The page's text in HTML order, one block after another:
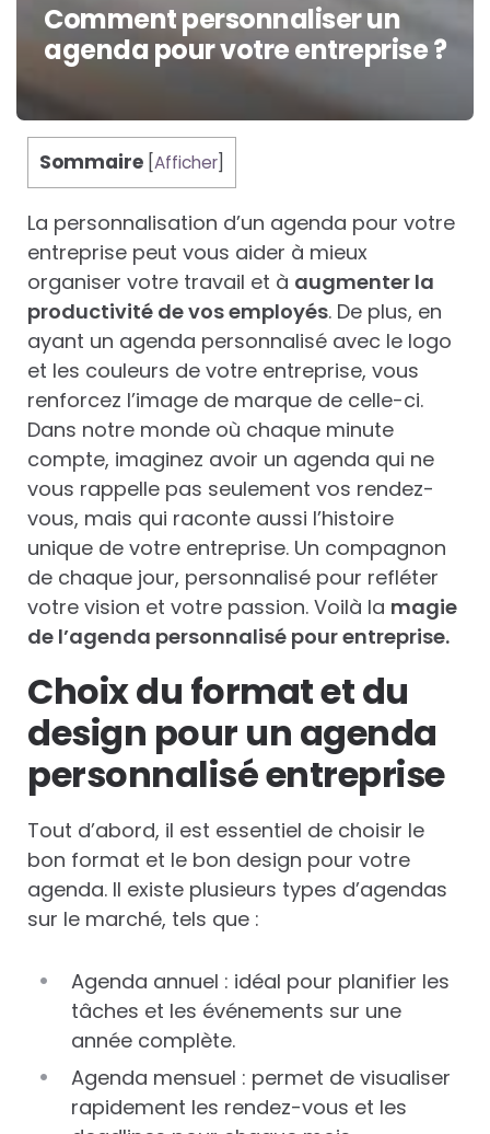
Comment personnaliser un
agenda pour votre entreprise ?
Sommaire Afficher
La personnalisation d’un agenda pour votre
entreprise peut vous aider à mieux
organiser votre travail et à augmenter la
productivité de vos employés. De plus, en
ayant un agenda personnalisé avec le logo
et les couleurs de votre entreprise, vous
renforcez l’image de marque de celle-ci.
Dans notre monde où chaque minute
compte, imaginez avoir un agenda qui ne
vous rappelle pas seulement vos rendez-
vous, mais qui raconte aussi l’histoire
unique de votre entreprise. Un compagnon
de chaque jour, personnalisé pour refléter
votre vision et votre passion. Voilà la magie
de l’agenda personnalisé pour entreprise.
Choix du format et du
design pour un agenda
personnalisé entreprise
Tout d’abord, il est essentiel de choisir le
bon format et le bon design pour votre
agenda. Il existe plusieurs types d’agendas
sur le marché, tels que :
Agenda annuel : idéal pour planifier les
tâches et les événements sur une
année complète.
Agenda mensuel : permet de visualiser
rapidement les rendez-vous et les